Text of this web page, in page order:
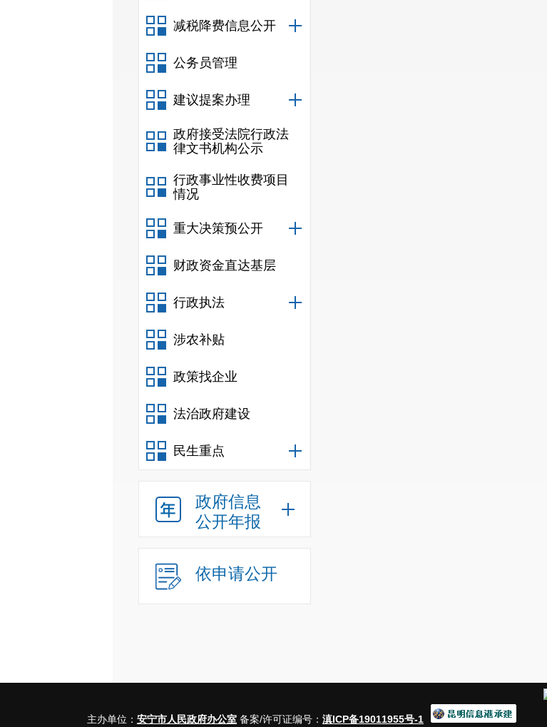
减税降费信息公开
公务员管理
建议提案办理
政府接受法院行政法
律文书机构公示
行政事业性收费项目
情况
重大决策预公开
财政资金直达基层
行政执法
涉农补贴
政策找企业
法治政府建设
民生重点
政府信息
公开年报
依申请公开
主办单位： 安宁市人民政府办公室 备案/许可证编号： 滇ICP备19011955号-1